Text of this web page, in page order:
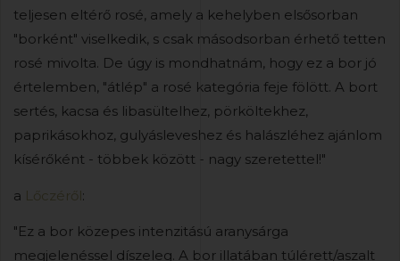
teljesen eltérő rosé, amely a kehelyben elsősorban
"borként" viselkedik, s csak másodsorban érhető tetten
rosé mivolta. De úgy is mondhatnám, hogy ez a bor jó
értelemben, "átlép" a rosé kategória feje fölött. A bort
sertés, kacsa és libasültelhez, pörköltekhez,
paprikásokhoz, gulyásleveshez és halászléhez ajánlom
kísérőként - többek között - nagy szeretettel!"
a Lőczéről:
"Ez a bor közepes intenzitású aranysárga
megjelenéssel díszeleg. A bor illatában túlérett/aszalt